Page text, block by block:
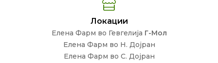
Локации
Елена Фарм во Гевгелија Г-Мол
Елена Фарм во Н. Дојран
Елена Фарм во С. Дојран